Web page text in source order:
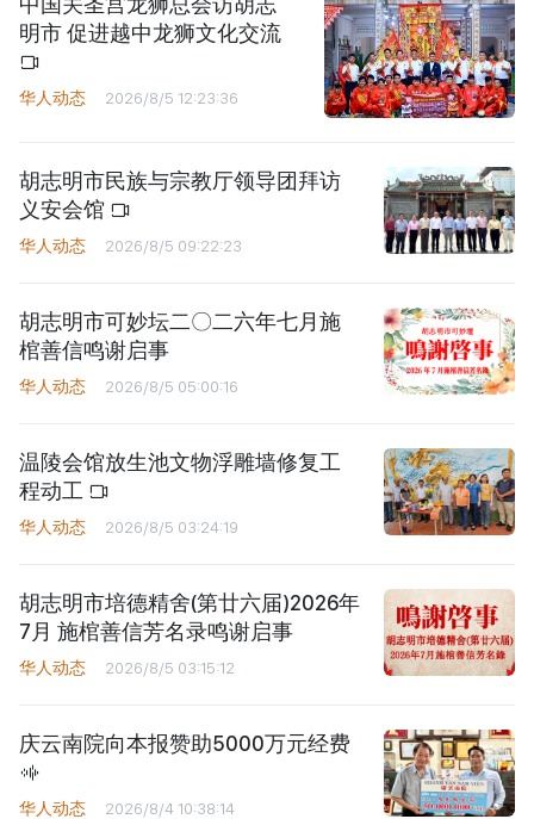
明市 促进越中龙狮文化交流
华人动态 2026/8/5 12:23:36
胡志明市民族与宗教厅领导团拜访
义安会馆
华人动态 2026/8/5 09:22:23
胡志明市可妙坛二〇二六年七月施
棺善信鸣谢启事
华人动态 2026/8/5 05:00:16
温陵会馆放生池文物浮雕墙修复工
程动工
华人动态 2026/8/5 03:24:19
胡志明市培德精舍(第廿六届)2026年
7月 施棺善信芳名录鸣谢启事
华人动态 2026/8/5 03:15:12
庆云南院向本报赞助5000万元经费
华人动态 2026/8/4 10:38:14